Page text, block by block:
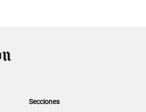
Secciones